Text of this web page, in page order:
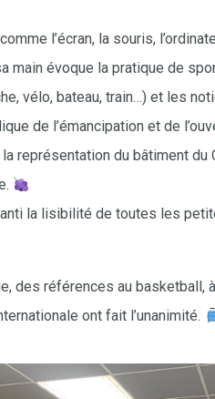
l’écran, la souris,
main évoque la pratique de
vélo, bateau, train…) et les
de l’émancipation et de
représentation du bâtiment du
la lisibilité de toutes les
des références au basketball,
ont fait l’unanimité.